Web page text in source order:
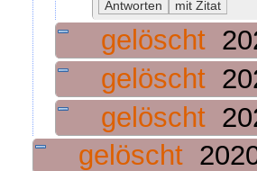
gelöscht
gelöscht
gelöscht
gelöscht